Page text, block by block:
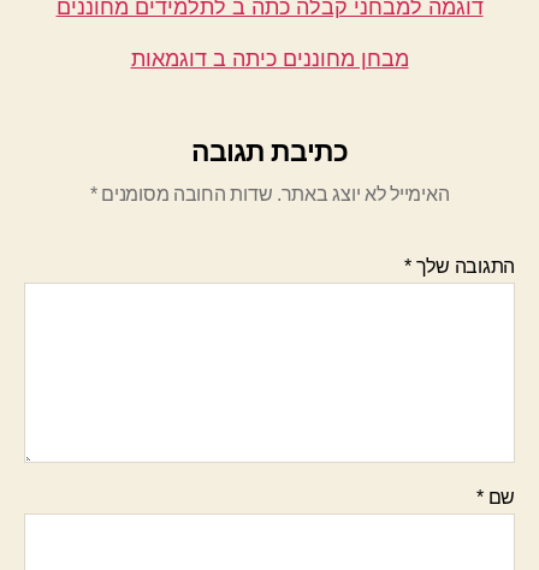
דוגמה למבחני קבלה כתה ב לתלמידים מחוננים
מבחן מחוננים כיתה ב דוגמאות
כתיבת תגובה
האימייל לא יוצג באתר. שדות החובה מסומנים*
התגובה שלך*
שם*